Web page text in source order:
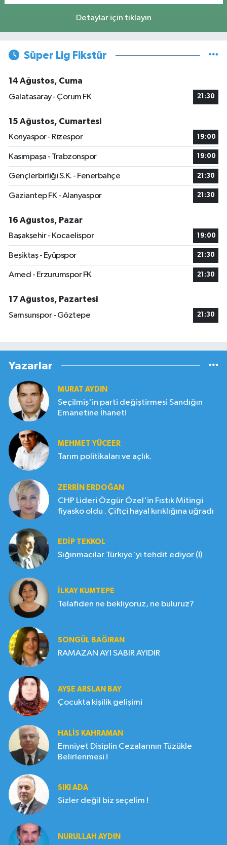
Detaylar için tıklayın
Süper Lig Fikstür
14 Ağustos, Cuma
Galatasaray - Çorum FK
21:30
15 Ağustos, Cumartesi
Konyaspor - Rizespor
19:00
Kasımpaşa - Trabzonspor 19:00
Gençlerbirliği S.K. - Fenerbahçe 21:30
Gaziantep FK - Alanyaspor 21:30
16 Ağustos, Pazar
Başakşehir - Kocaelispor
19:00
Beşiktaş - Eyüpspor 21:30
Amed - Erzurumspor FK 21:30
17 Ağustos, Pazartesi
Samsunspor - Göztepe
21:30
Yazarlar
MURAT AYDIN
Seçilmiş'in parti değiştirmesi Sandığın
Emanetine İhanet!
MEHMET YÜCEER
Tarım politikaları ve açlık.
ZERRIN ERDOĞAN
CHP Lideri Özgür Özel'in Fıstık Mitingi
fiyasko oldu . Çiftçi hayal kırıklığına uğradı
EDIP TEKKOL
Sığınmacılar Türkiye'yi tehdit ediyor (!)
İLKAY KUMTEPE
Telafiden ne bekliyoruz, ne buluruz?
SONGÜL BAĞIRAN
RAMAZAN AYI SABIR AYIDIR
AYŞE ARSLAN BAY
Çocukta kişilik gelişimi
HALIS KAHRAMAN
Emniyet Disiplin Cezalarının Tüzükle
Belirlenmesi !
SIKI ADA
Sizler değil biz seçelim !
NURULLAH AYDIN